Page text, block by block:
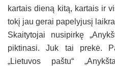
kartais dieną kitą, kartais ir
tokį jau gerai papelyjusį
Skaitytojai nusipirkę
piktinasi. Juk tai prekė.
„Lietuvos paštu“